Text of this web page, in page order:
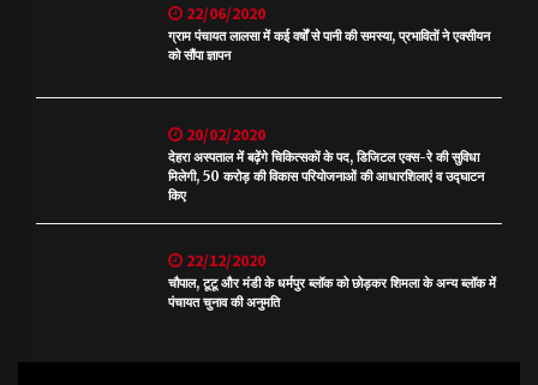
22/06/2020
ग्राम पंचायत लालसा में कई वर्षों से पानी की समस्या, प्रभावितों ने एक्सीयन
को सौंपा ज्ञापन
20/02/2020
देहरा अस्पताल में बढ़ेंगे चिकित्सकों के पद, डिजिटल एक्स-रे की सुविधा
मिलेगी, 50 करोड़ की विकास परियोजनाओं की आधारशिलाएं व उद्घाटन
किए
22/12/2020
चौपाल, टूटू और मंडी के धर्मपुर ब्लॉक को छोड़कर शिमला के अन्य ब्लॉक में
पंचायत चुनाव की अनुमति